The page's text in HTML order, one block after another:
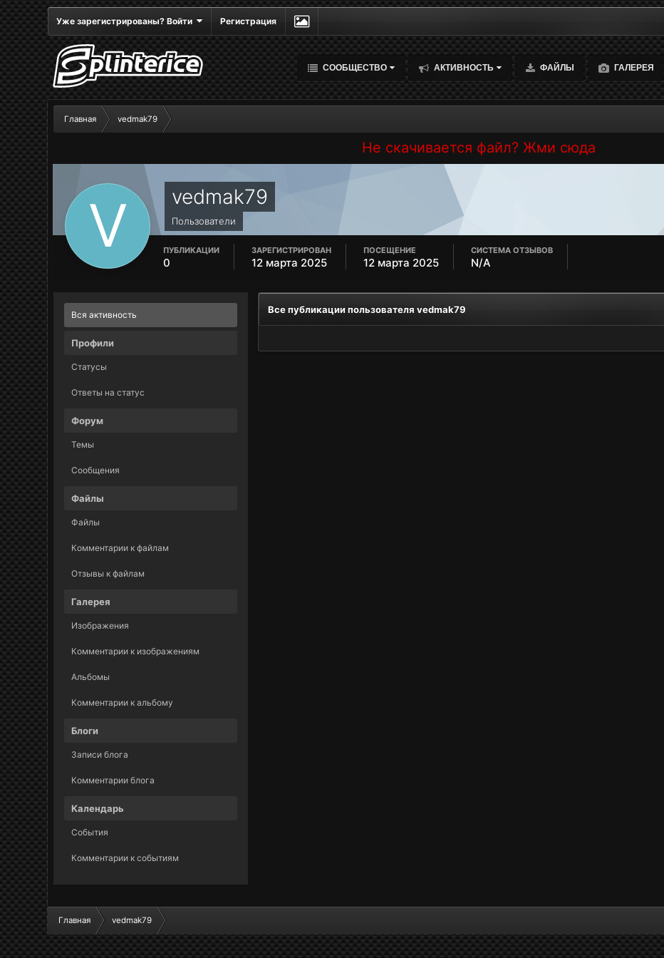
Уже зарегистрированы? Войти Регистрация
СООБЩЕСТВО АКТИВНОСТЬ ФАЙЛЫ ГАЛЕРЕЯ
Главная vedmak79
Не скачивается файл? Жми сюда
vedmak79
Пользователи
ПУБЛИКАЦИИ
0
ЗАРЕГИСТРИРОВАН
12 марта 2025
ПОСЕЩЕНИЕ
12 марта 2025
СИСТЕМА ОТЗЫВОВ
N/A
Вся активность
Профили
Статусы
Ответы на статус
Форум
Темы
Сообщения
Файлы
Файлы
Комментарии к файлам
Отзывы к файлам
Галерея
Изображения
Комментарии к изображениям
Альбомы
Комментарии к альбому
Блоги
Записи блога
Комментарии блога
Календарь
События
Комментарии к событиям
Все публикации пользователя vedmak79
Главная vedmak79